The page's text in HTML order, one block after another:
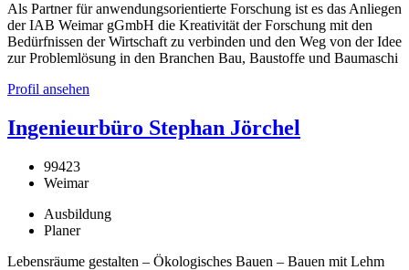
Als Partner für anwendungsorientierte Forschung ist es das Anliegen
der IAB Weimar gGmbH die Kreativität der Forschung mit den
Bedürfnissen der Wirtschaft zu verbinden und den Weg von der Idee
zur Problemlösung in den Branchen Bau, Baustoffe und Baumaschi
Profil ansehen
Ingenieurbüro Stephan Jörchel
99423
Weimar
Ausbildung
Planer
Lebensräume gestalten – Ökologisches Bauen – Bauen mit Lehm